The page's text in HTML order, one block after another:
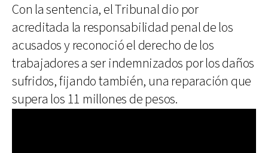
Con la sentencia, el Tribunal dio por
acreditada la responsabilidad penal de los
acusados y reconoció el derecho de los
trabajadores a ser indemnizados por los daños
sufridos, fijando también, una reparación que
supera los 11 millones de pesos.